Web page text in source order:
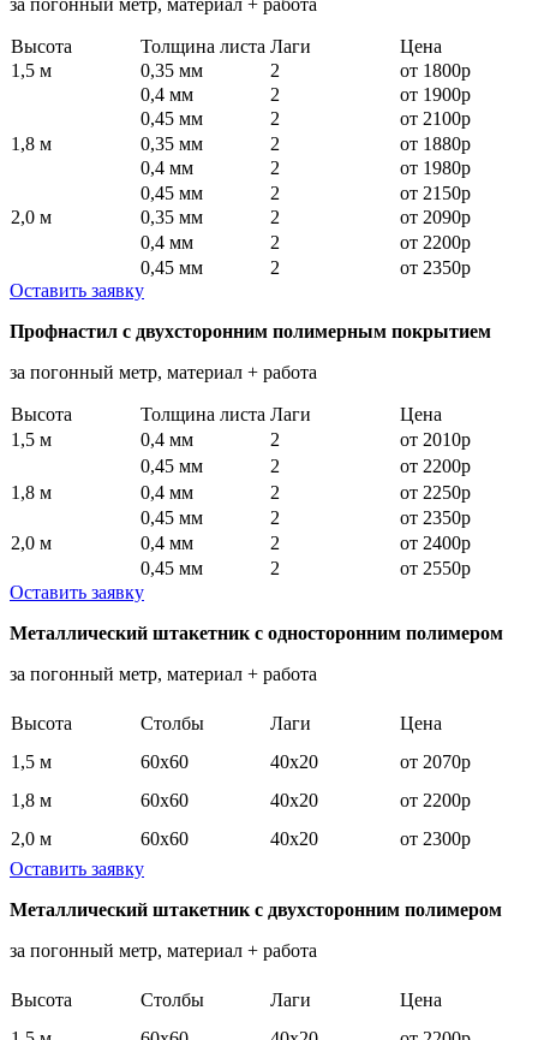
за погонный метр, материал + работа
Высота Толщина листа Лаги
Цена
1,5 м
0,35 мм 2
от 1800р
0,4 мм
2
от 1900р
0,45 мм
2
от 2100р
1,8 м
0,35 мм 2
от 1880р
0,4 мм
2
от 1980р
0,45 мм
2
от 2150р
2,0 м
0,35 мм 2
от 2090р
0,4 мм
2
от 2200р
0,45 мм
2
от 2350р
Оставить заявку
Профнастил с двухсторонним полимерным покрытием
за погонный метр, материал + работа
Высота Толщина листа Лаги
Цена
1,5 м
0,4 мм 2
от 2010р
0,45 мм
2
от 2200р
1,8 м
0,4 мм 2
от 2250р
0,45 мм
2
от 2350р
2,0 м
0,4 мм 2
от 2400р
0,45 мм
2
от 2550р
Оставить заявку
Металлический штакетник с односторонним полимером
за погонный метр, материал + работа
Высота Столбы Лаги
Цена
1,5 м
60х60 40х20
от 2070р
1,8 м
60х60 40х20
от 2200р
2,0 м
60х60 40х20
от 2300р
Оставить заявку
Металлический штакетник с двухсторонним полимером
за погонный метр, материал + работа
Высота Столбы Лаги
Цена